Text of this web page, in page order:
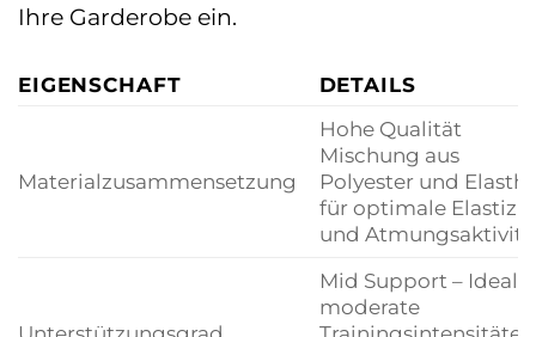
Ihre Garderobe ein.
EIGENSCHAFT DETAILS
Materialzusammensetzung
Hohe Qualität
Mischung aus
Polyester und
für optimale
und
Mid Support – Ideal
moderate